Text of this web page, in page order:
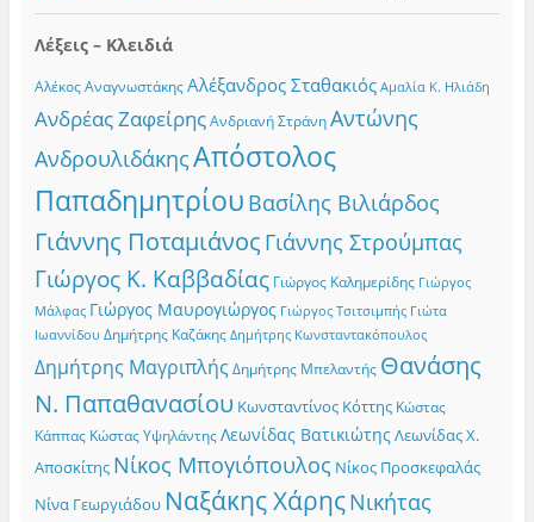
Λέξεις – Κλειδιά
Αλέκος Αναγνωστάκης Αλέξανδρος Σταθακιός Αμαλία Κ. Ηλιάδη
Ανδρέας Ζαφείρης Ανδριανή Στράνη Αντώνης
ΑνδρουλιδάκηςΑπόστολος
Παπαδημητρίου Βασίλης Βιλιάρδος
Γιάννης Ποταμιάνος Γιάννης Στρούμπας
Γιώργος Κ. Καββαδίας Γιώργος Καλημερίδης Γιώργος
Μάλφας Γιώργος Μαυρογιώργος Γιώργος Τσιτσιμπής Γιώτα
Ιωαννίδου Δημήτρης Καζάκης Δημήτρης Κωνσταντακόπουλος
Δημήτρης Μαγριπλής Δημήτρης Μπελαντής Θανάσης
Ν. Παπαθανασίου Κωνσταντίνος Κόττης Κώστας
Κάππας Κώστας Υψηλάντης Λεωνίδας ΒατικιώτηςΛεωνίδας Χ.
Αποσκίτης Νίκος Μπογιόπουλος Νίκος Προσκεφαλάς
Νίνα Γεωργιάδου Ναξάκης ΧάρηςΝικήτας